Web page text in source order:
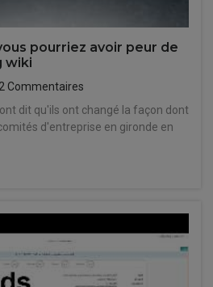
pourriez avoir peur de
wiki
Commentaires
dit qu'ils ont changé la façon dont
d'entreprise en gironde en